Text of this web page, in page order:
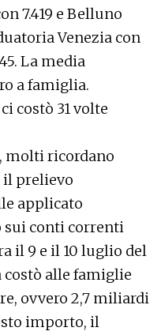
7.419 e Belluno
Venezia con
La media
a famiglia.
costò 31 volte
molti ricordano
il prelievo
applicato
sui conti correnti
il 9 e il 10 luglio del
costò alle famiglie
ovvero 2,7 miliardi
importo, il